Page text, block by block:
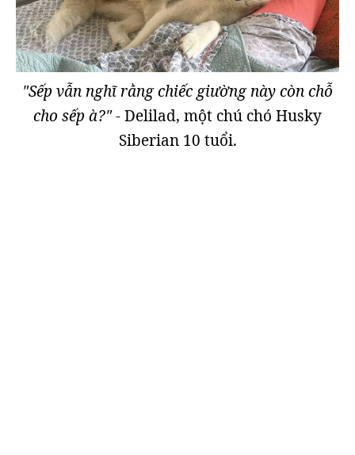
"Sếp vẫn nghĩ rằng chiếc giường này còn chỗ
cho sếp à?"- Delilad, một chú chó Husky
Siberian 10 tuổi.